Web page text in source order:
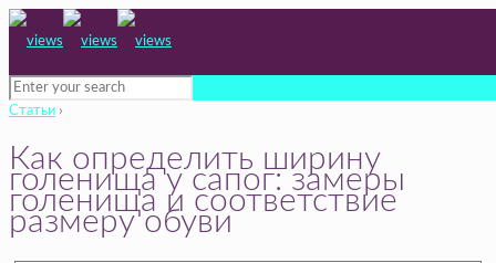
Статьи ›
Как определить ширину
голенища у сапог: замеры
голенища и соответствие
размеру обуви